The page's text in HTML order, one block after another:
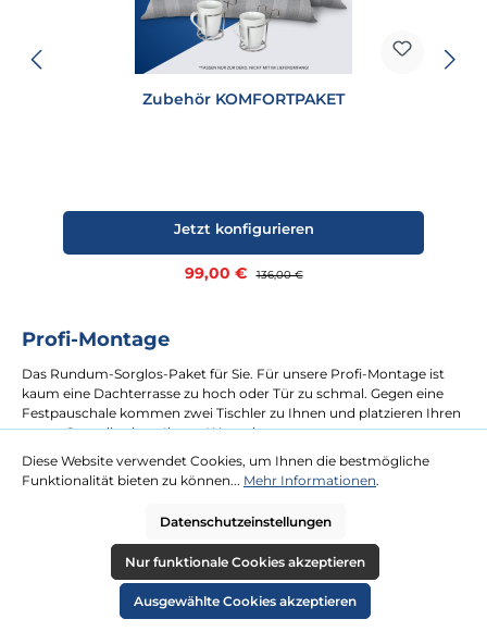
Zubehör KOMFORTPAKET
Verkaufspreis:
99,00 € Regulärer Preis:
136,00 €
Jetzt konfigurieren
Profi-Montage
Das Rundum-Sorglos-Paket für Sie. Für unsere Profi-Montage ist
kaum eine Dachterrasse zu hoch oder Tür zu schmal. Gegen eine
Festpauschale kommen zwei Tischler zu Ihnen und platzieren Ihren
neuen Strandkorb an Ihrem Wunschort.
mehr erfahren
Diese Website verwendet Cookies, um Ihnen die bestmögliche
Funktionalität bieten zu können... Mehr Informationen.
Datenschutzeinstellungen
Nur funktionale Cookies akzeptieren
Ausgewählte Cookies akzeptieren